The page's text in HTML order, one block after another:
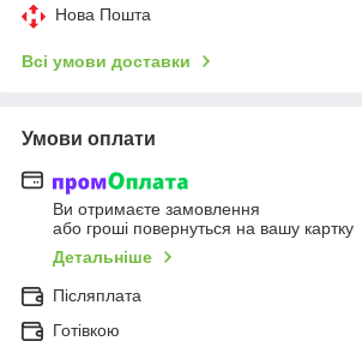
Нова Пошта
Всі умови доставки
Умови оплати
Ви отримаєте замовлення
або гроші повернуться на вашу картку
Детальніше
Післяплата
Готівкою